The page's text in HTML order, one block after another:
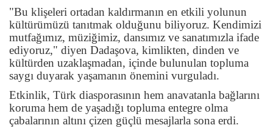
"Bu klişeleri ortadan kaldırmanın en etkili yolunun
kültürümüzü tanıtmak olduğunu biliyoruz. Kendimizi
mutfağımız, müziğimiz, dansımız ve sanatımızla ifade
ediyoruz," diyen Dadaşova, kimlikten, dinden ve
kültürden uzaklaşmadan, içinde bulunulan topluma
saygı duyarak yaşamanın önemini vurguladı.
Etkinlik, Türk diasporasının hem anavatanla bağlarını
koruma hem de yaşadığı topluma entegre olma
çabalarının altını çizen güçlü mesajlarla sona erdi.